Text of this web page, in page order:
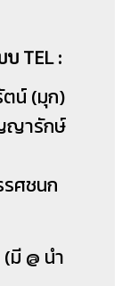
TEL :
น์ (มุก)
ารักษ์
ศชนก
(มี @ นำ